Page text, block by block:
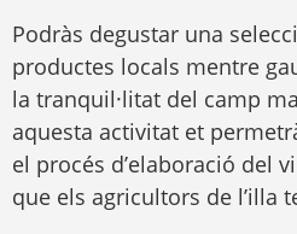
Podràs degustar una
productes locals mentre
la tranquil·litat del camp
aquesta activitat et
el procés d’elaboració del
que els agricultors de l’illa